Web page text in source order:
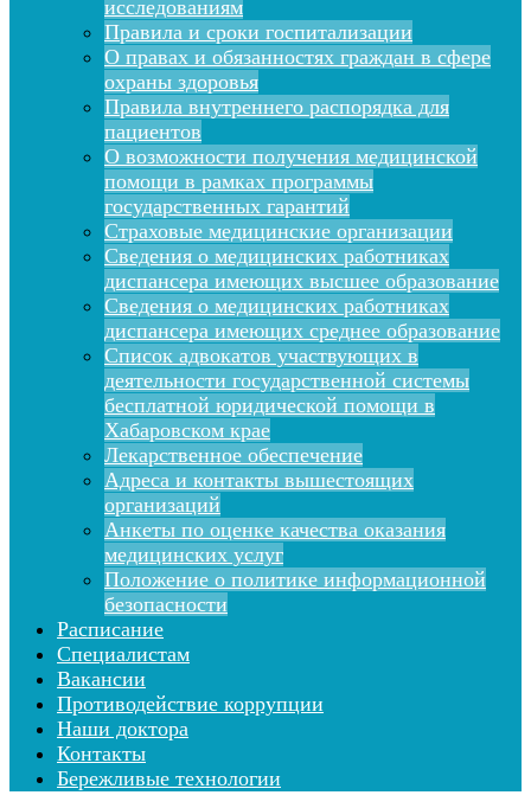
исследованиям
Правила и сроки госпитализации
О правах и обязанностях граждан в сфере
охраны здоровья
Правила внутреннего распорядка для
пациентов
О возможности получения медицинской
помощи в рамках программы
государственных гарантий
Страховые медицинские организации
Сведения о медицинских работниках
диспансера имеющих высшее образование
Сведения о медицинских работниках
диспансера имеющих среднее образование
Список адвокатов участвующих в
деятельности государственной системы
бесплатной юридической помощи в
Хабаровском крае
Лекарственное обеспечение
Адреса и контакты вышестоящих
организаций
Анкеты по оценке качества оказания
медицинских услуг
Положение о политике информационной
безопасности
Расписание
Специалистам
Вакансии
Противодействие коррупции
Наши доктора
Контакты
Бережливые технологии